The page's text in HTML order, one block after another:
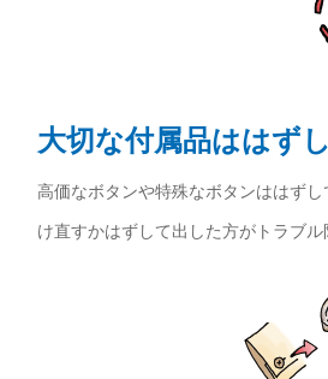
大切な付属品ははず
高価なボタンや特殊なボタンははず
け直すかはずして出した方がトラブル